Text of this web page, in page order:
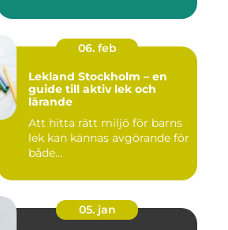
06. feb
Lekland Stockholm – en
guide till aktiv lek och
lärande
Att hitta rätt miljö för barns
lek kan kännas avgörande för
både...
05. jan